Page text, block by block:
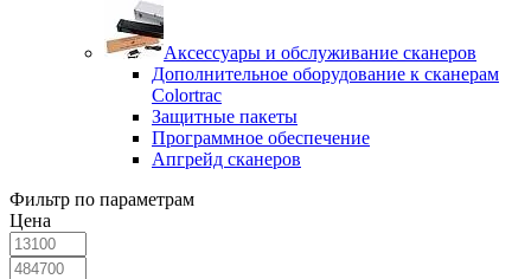
Аксессуары и обслуживание сканеров
Дополнительное оборудование к сканерам
Colortrac
Защитные пакеты
Программное обеспечение
Апгрейд сканеров
Фильтр по параметрам
Цена